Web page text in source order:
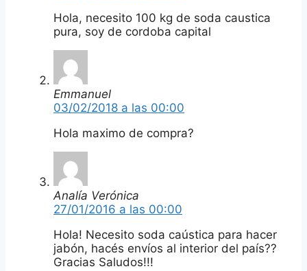
Hola, necesito 100 kg de soda caustica
pura, soy de cordoba capital
Emmanuel
03/02/2018 a las 00:00
Hola maximo de compra?
Analía Verónica
27/01/2016 a las 00:00
Hola! Necesito soda caústica para hacer
jabón, hacés envíos al interior del país??
Gracias Saludos!!!